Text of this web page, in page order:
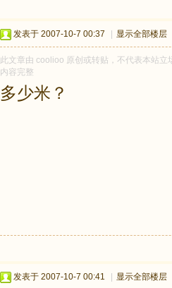
发表于 2007-10-7 00:37 显示全部楼层
此文章由 coolioo 原创或转贴，不代表本站
内容完整
多少米？
发表于 2007-10-7 00:41 显示全部楼层